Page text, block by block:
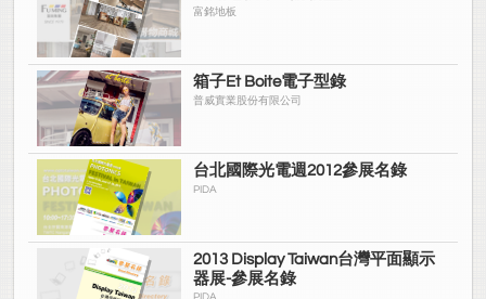
富銘地板
箱子Et Boite電子型錄
普威實業股份有限公司
台北國際光電週2012參展名錄
PIDA
2013 Display Taiwan台灣平面顯示
器展-參展名錄
PIDA